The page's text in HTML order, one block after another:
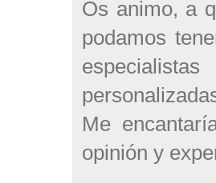
Os animo, a
podamos
Me
opinión y